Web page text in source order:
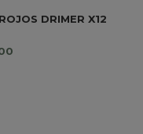
DRIMER X12